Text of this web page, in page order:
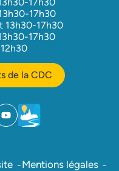
17h30
13h30-17h30
17h30
de la CDC
nouvel onglet)
un nouvel onglet)
dans un nouvel onglet)
YouTube
(ouverture dans un nouvel
Météo
(ouverture dans un
Mentions légales